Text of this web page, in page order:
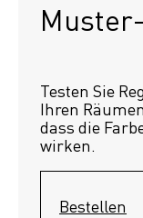
Testen Sie
Ihren
dass die
wirken.
Bestellen